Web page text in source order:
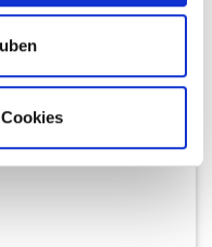
PLUS TAS, CATALOGI,
NODIG HEBT VOOR